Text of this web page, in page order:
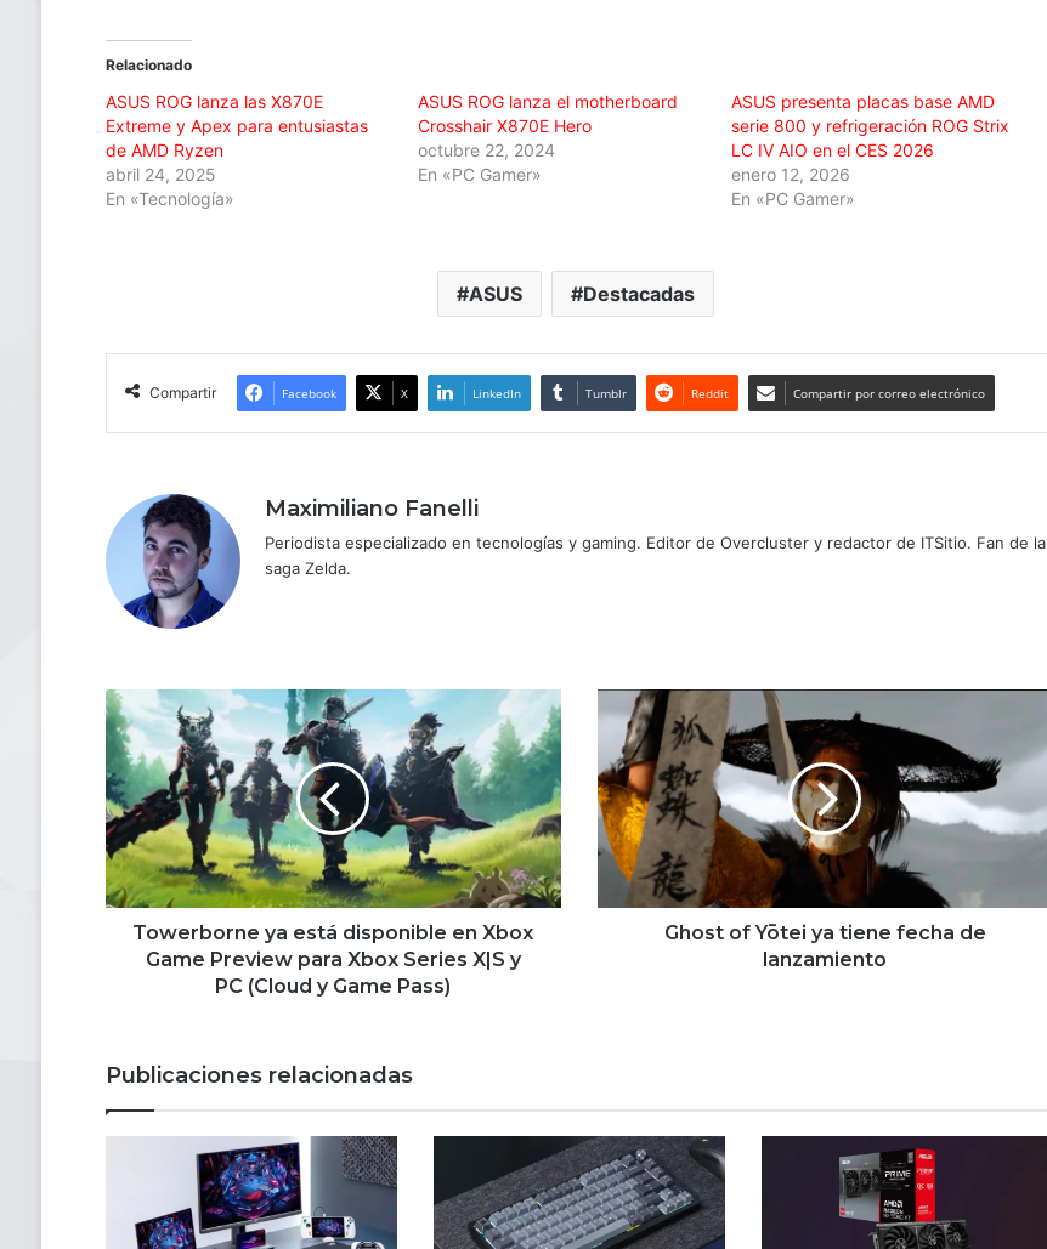
Relacionado
ASUS ROG lanza las X870E
Extreme y Apex para entusiastas
de AMD Ryzen
abril 24, 2025
En «Tecnología»
ASUS ROG lanza el motherboard
Crosshair X870E Hero
octubre 22, 2024
En «PC Gamer»
ASUS presenta placas base AMD
serie 800 y refrigeración ROG Strix
LC IV AIO en el CES 2026
enero 12, 2026
En «PC Gamer»
ASUS Destacadas
Compartir Facebook X LinkedIn Tumblr Reddit Compartir por correo electrónico
Maximiliano Fanelli
Periodista especializado en tecnologías y gaming. Editor de Overcluster y redactor de ITSitio. Fan de la
saga Zelda.
Towerborne ya
está
disponible
en
Xbox
Game
Preview
para
Xbox
Series
Game
Pass)
Towerborne ya está disponible en Xbox
Game Preview para Xbox Series X|S y
PC (Cloud y Game Pass)
Ghost
Yōtei
ya
tiene
fecha
de
lanzamiento
Ghost of Yōtei ya tiene fecha de
lanzamiento
Publicaciones relacionadas